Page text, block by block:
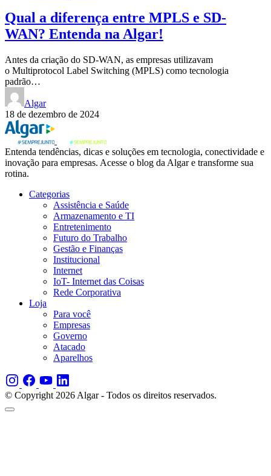
Qual a diferença entre MPLS e SD-
WAN? Entenda na Algar!
Antes da criação do SD-WAN, as empresas utilizavam
o Multiprotocol Label Switching (MPLS) como tecnologia
padrão…
Algar
18 de dezembro de 2024
Entenda tendências, dicas e soluções em tecnologia, conectividade e
inovação para empresas. Acesse o blog da Algar e transforme sua
rotina.
Categorias
Assistência e Saúde
Armazenamento e TI
Entretenimento
Futuro do Trabalho
Gestão e Finanças
Institucional
Internet
IoT- Internet das Coisas
Rede Corporativa
Loja
Para você
Empresas
Governo
Atacado
Aparelhos
© Copyright 2026 Algar - Todos os direitos reservados.